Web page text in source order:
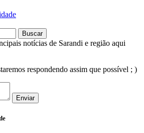
notícias de Sarandi e região aqui
respondendo assim que possível ; )
Enviar